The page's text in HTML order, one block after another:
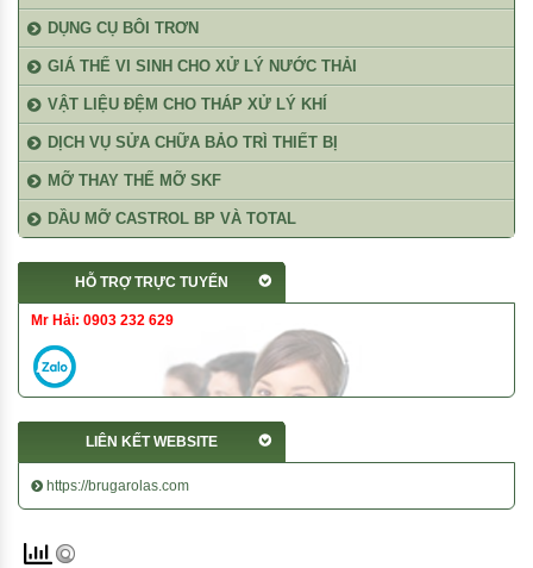
DỤNG CỤ BÔI TRƠN
GIÁ THỂ VI SINH CHO XỬ LÝ NƯỚC THẢI
VẬT LIỆU ĐỆM CHO THÁP XỬ LÝ KHÍ
DỊCH VỤ SỬA CHỮA BẢO TRÌ THIẾT BỊ
MỠ THAY THẾ MỠ SKF
DẦU MỠ CASTROL BP VÀ TOTAL
HỖ TRỢ TRỰC TUYẾN
Mr Hải: 0903 232 629
LIÊN KẾT WEBSITE
https://brugarolas.com